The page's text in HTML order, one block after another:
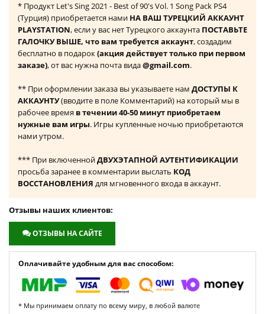
* Продукт Let's Sing 2021 - Best of 90's Vol. 1 Song Pack PS4
(Турция) приобретается нами НА ВАШ ТУРЕЦКИЙ АККАУНТ
PLAYSTATION, если у вас нет Турецкого аккаунта ПОСТАВЬТЕ
ГАЛОЧКУ ВЫШЕ, что вам требуется аккаунт, создадим
бесплатно в подарок(акция действует только при первом
заказе), от вас нужна почта вида@gmail.com.
** При оформлении заказа вы указываете нам ДОСТУПЫ К
АККАУНТУ(вводите в поле Комментарий) на который мы в
рабочее время в течении 40-50 минут приобретаем
нужные вам игры. Игры купленные ночью приобретаются
нами утром.
*** При включеннойДВУХЭТАПНОЙ АУТЕНТИФИКАЦИИ
просьба заранее в комментарии выслать КОД
ВОССТАНОВЛЕНИЯ для мгновенного входа в аккаунт.
Отзывы наших клиентов:
ОТЗЫВЫ НА САЙТЕ
Оплачивайте удобным для вас способом:
* Мы принимаем оплату по всему миру, в любой валюте